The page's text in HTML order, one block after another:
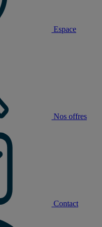
Espace
Nos offres
Contact